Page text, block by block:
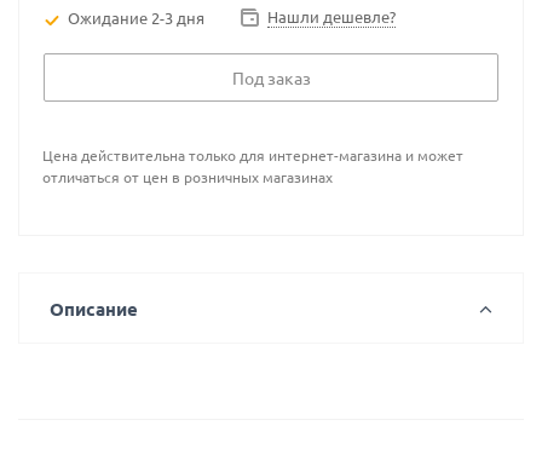
Ожидание 2-3 дня Нашли дешевле?
Под заказ
Цена действительна только для интернет-магазина и может
отличаться от цен в розничных магазинах
Описание